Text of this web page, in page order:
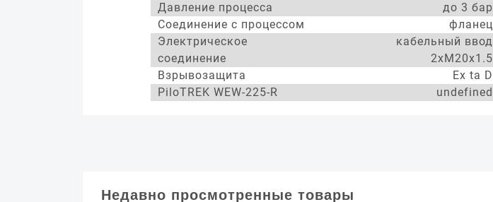
Давление процесса
до 3 бар
Соединение с процессом
фланец
Электрическое
соединение
кабельный ввод
2xM20x1.5
Взрывозащита
Ex ta D
PiloTREK WEW-225-R
undefined
Недавно просмотренные товары